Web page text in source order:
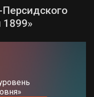
Персидского
1899»